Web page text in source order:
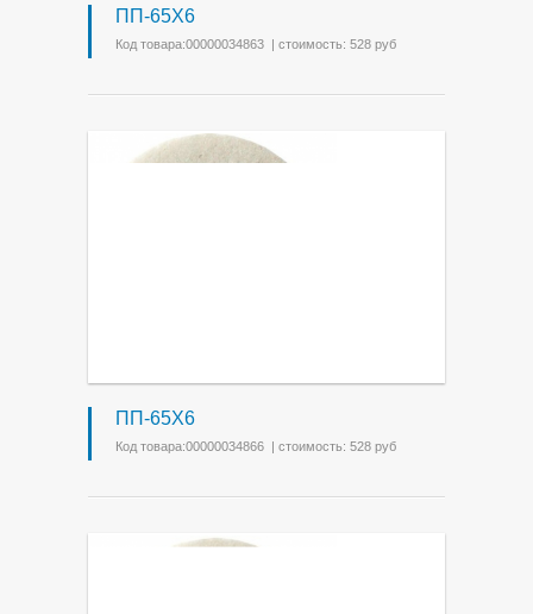
ПП-65Х6
Код товара:00000034863 | стоимость: 528 руб
ПП-65Х6
Код товара:00000034866 | стоимость: 528 руб